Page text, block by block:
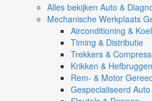
Alles bekijken Auto &
Mechanische Werkplaats
Airconditioning &
Timing & Distributie
Trekkers &
Krikken & Hefbruggen
Rem- & Motor
Gespecialiseerd